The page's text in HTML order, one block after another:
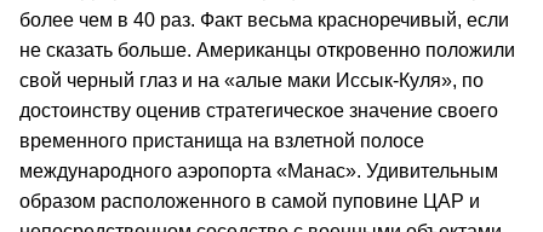
более чем в 40 раз. Факт весьма красноречивый, если
не сказать больше. Американцы откровенно положили
свой черный глаз и на «алые маки Иссык-Куля», по
достоинству оценив стратегическое значение своего
временного пристанища на взлетной полосе
международного аэропорта «Манас». Удивительным
образом расположенного в самой пуповине ЦАР и